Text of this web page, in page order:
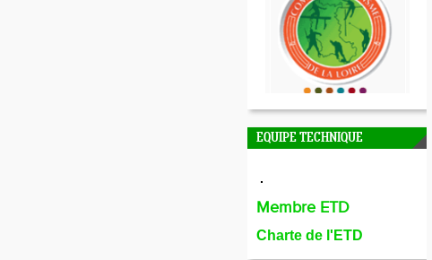
EQUIPE TECHNIQUE
Membre ETD
Charte de l'ETD